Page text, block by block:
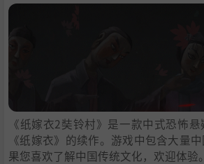
《纸嫁衣2奘铃村》是一款中式恐怖
《纸嫁衣》的续作。游戏中包含大量
果您喜欢了解中国传统文化，欢迎体验。